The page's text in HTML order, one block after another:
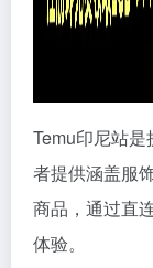
Temu印尼站
者提供涵盖服
商品，通过直
体验。